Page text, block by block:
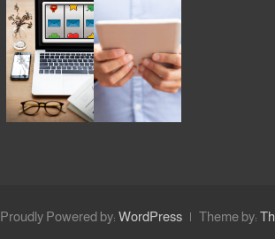
Theme by:
Proudly Powered by: WordPress